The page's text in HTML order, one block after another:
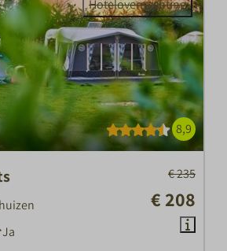
Hotelovernachting
8,9
€ 235
€ 208
Ja